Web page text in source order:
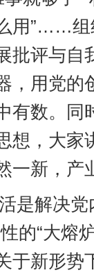
用”……组
批评与自
，用党的
有数。同
想，大家
一新，产
是解决党
的“大熔
于新形势